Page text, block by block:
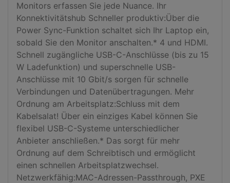
Monitors erfassen Sie jede Nuance. Ihr
Konnektivitätshub Schneller produktiv:Über die
Power Sync-Funktion schaltet sich Ihr Laptop ein,
sobald Sie den Monitor anschalten.* 4 und HDMI.
Schnell zugängliche USB-C-Anschlüsse (bis zu 15
W Ladefunktion) und superschnelle USB-
Anschlüsse mit 10 Gbit/s sorgen für schnelle
Verbindungen und Datenübertragungen. Mehr
Ordnung am Arbeitsplatz:Schluss mit dem
Kabelsalat! Über ein einziges Kabel können Sie
flexibel USB-C-Systeme unterschiedlicher
Anbieter anschließen.* Das sorgt für mehr
Ordnung auf dem Schreibtisch und ermöglicht
einen schnellen Arbeitsplatzwechsel.
Netzwerkfähig:MAC-Adressen-Passthrough, PXE